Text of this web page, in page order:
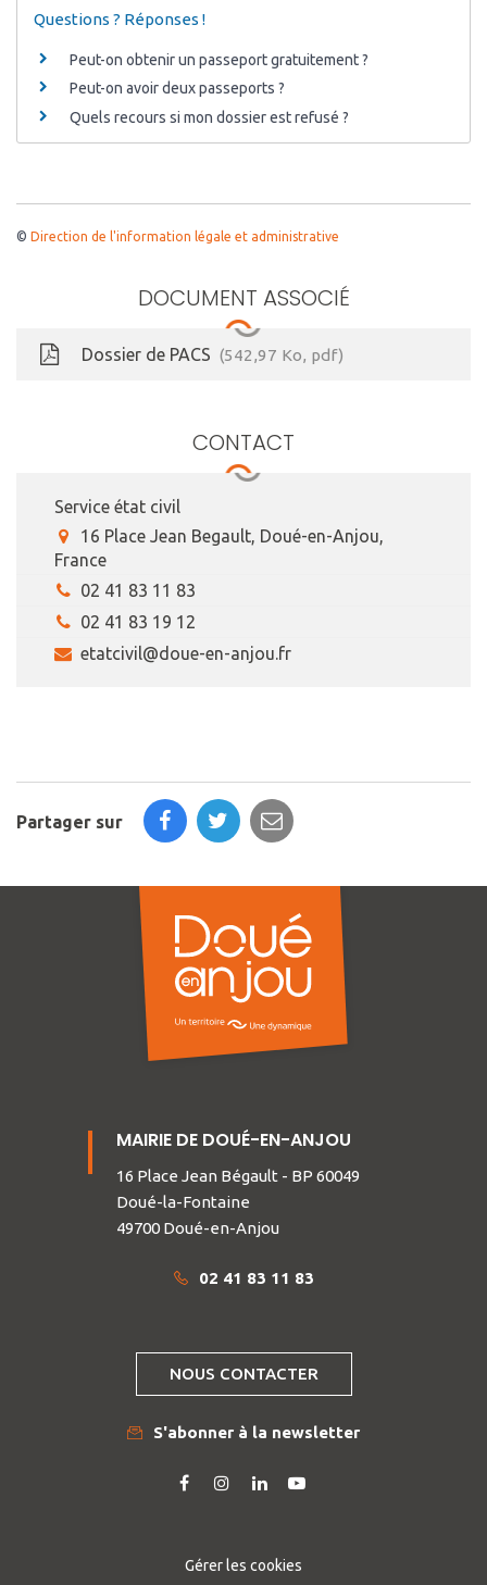
Questions ? Réponses !
Peut-on obtenir un passeport gratuitement ?
Peut-on avoir deux passeports ?
Quels recours si mon dossier est refusé ?
© Direction de l'information légale et administrative
DOCUMENT ASSOCIÉ
Dossier de PACS 542,97 Ko, pdf
CONTACT
Service état civil
16 Place Jean Begault, Doué-en-Anjou,
France
02 41 83 11 83
02 41 83 19 12
etatcivil@doue-en-anjou.fr
Partager sur
MAIRIE DE DOUÉ-EN-ANJOU
16 Place Jean Bégault - BP 60049
Doué-la-Fontaine
49700 Doué-en-Anjou
02 41 83 11 83
NOUS CONTACTER
S'abonner à la newsletter
Lien
compte
Lien
compte
Lien
compte
Lien
chaîne
Gérer les cookies